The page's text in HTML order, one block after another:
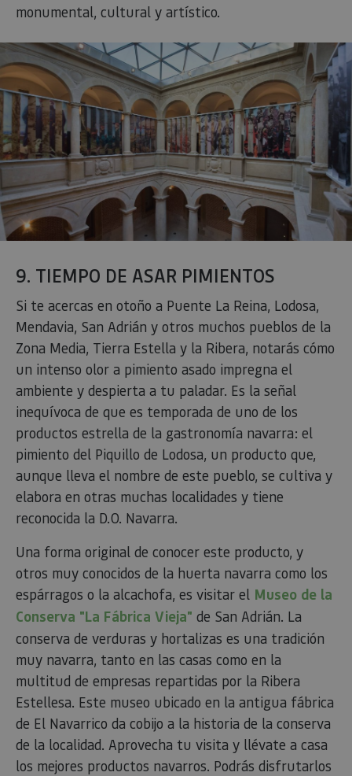
monumental, cultural y artístico.
9. TIEMPO DE ASAR PIMIENTOS
Si te acercas en otoño a Puente La Reina, Lodosa,
Mendavia, San Adrián y otros muchos pueblos de la
Zona Media, Tierra Estella y la Ribera, notarás cómo
un intenso olor a pimiento asado impregna el
ambiente y despierta a tu paladar. Es la señal
inequívoca de que es temporada de uno de los
productos estrella de la gastronomía navarra: el
pimiento del Piquillo de Lodosa, un producto que,
aunque lleva el nombre de este pueblo, se cultiva y
elabora en otras muchas localidades y tiene
reconocida la D.O. Navarra.
Una forma original de conocer este producto, y
otros muy conocidos de la huerta navarra como los
espárragos o la alcachofa, es visitar el Museo de la
Conserva "La Fábrica Vieja" de San Adrián. La
conserva de verduras y hortalizas es una tradición
muy navarra, tanto en las casas como en la
multitud de empresas repartidas por la Ribera
Estellesa. Este museo ubicado en la antigua fábrica
de El Navarrico da cobijo a la historia de la conserva
de la localidad. Aprovecha tu visita y llévate a casa
los mejores productos navarros. Podrás disfrutarlos
_ga
Google LLC
.visitnavarra.es
1 año 1 mes
Este
cookie
asociado
Google
Universal
servicio
análisis
Google
cookie
para
usuarios
número
incluye
solicitud
página
sitio y se
para
.visitnavarra.es
cookie
estado
_pk_ses.59.3f34
www.visitnavarra.es
código
Piwik.
para
rastrear
cookie
patrón,
prefijo
es
una
de
letras,
en el sitio
web. Estos
datos
pueden
enviarse a un
tercero para
su análisis y
elaboración
de informes.
en el
visitas